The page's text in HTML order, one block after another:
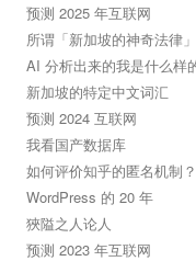
预测 2025 年互联网
所谓「新加坡的神奇法律
AI 分析出来的我是什么样
新加坡的特定中文词汇
预测 2024 互联网
我看国产数据库
如何评价知乎的匿名机制？
WordPress 的 20 年
狹隘之人论人
预测 2023 年互联网